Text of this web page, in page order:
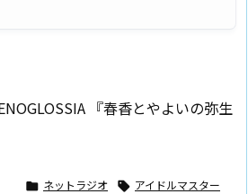
『春香とやよいの弥生
 ネットラジオ  アイドルマスター